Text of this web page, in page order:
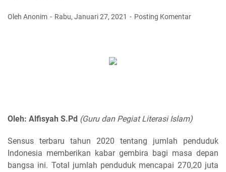
Oleh Anonim Rabu, Januari 27, 2021 Posting Komentar
Oleh: Alfisyah S.Pd (Guru dan Pegiat Literasi Islam)
Sensus terbaru tahun 2020 tentang jumlah penduduk
Indonesia memberikan kabar gembira bagi masa depan
bangsa ini. Total jumlah penduduk mencapai 270,20 juta